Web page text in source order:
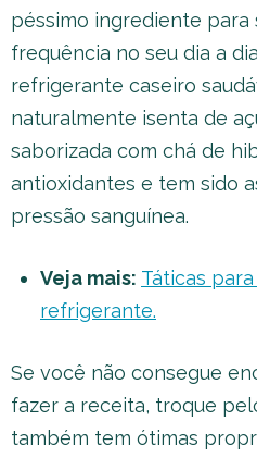
péssimo ingrediente para
frequência no seu dia a
refrigerante caseiro
naturalmente isenta de
saborizada com chá de
antioxidantes e tem sido
pressão sanguínea.
Veja mais: Táticas
refrigerante.
Se você não consegue
fazer a receita, troque
também tem ótimas